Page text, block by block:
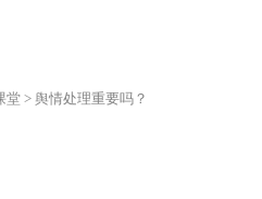
堂 > 舆情处理重要吗？